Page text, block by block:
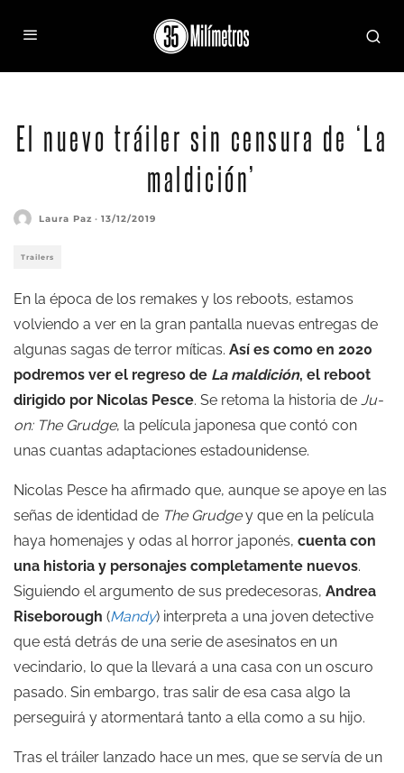
El nuevo tráiler sin censura de ‘La
maldición’
Laura Paz · 13/12/2019
Trailers
En la época de los remakes y los reboots, estamos
volviendo a ver en la gran pantalla nuevas entregas de
algunas sagas de terror míticas. Así es como en 2020
podremos ver el regreso de La maldición, el reboot
dirigido por Nicolas Pesce. Se retoma la historia de Ju-
on: The Grudge, la película japonesa que contó con
unas cuantas adaptaciones estadounidense.
Nicolas Pesce ha afirmado que, aunque se apoye en las
señas de identidad de The Grudgey que en la película
haya homenajes y odas al horror japonés, cuenta con
una historia y personajes completamente nuevos.
Siguiendo el argumento de sus predecesoras, Andrea
Riseborough (Mandy) interpreta a una joven detective
que está detrás de una serie de asesinatos en un
vecindario, lo que la llevará a una casa con un oscuro
pasado. Sin embargo, tras salir de esa casa algo la
perseguirá y atormentará tanto a ella como a su hijo.
Tras el tráiler lanzado hace un mes, que se servía de un